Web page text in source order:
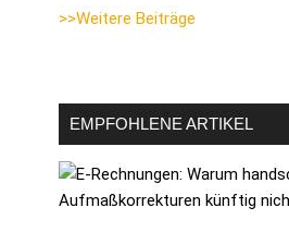
>>Weitere Beiträge
EMPFOHLENE ARTIKEL